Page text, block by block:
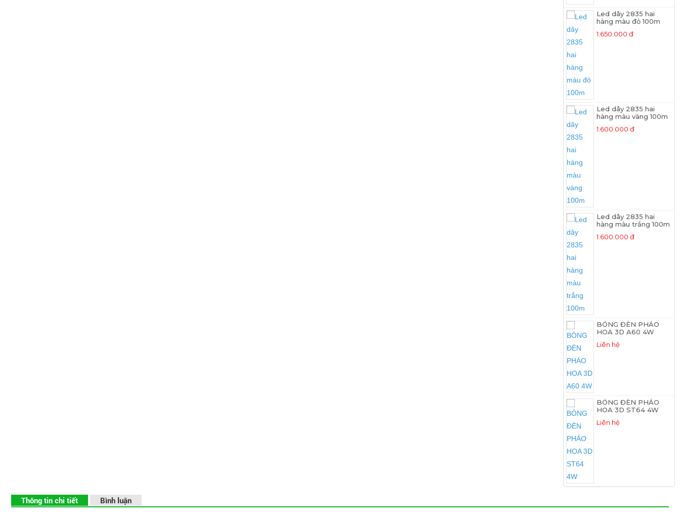
Led dây 2835 hai
hàng màu đỏ 100m
1.650.000 đ
Led dây 2835 hai
hàng màu vàng 100m
1.600.000 đ
Led dây 2835 hai
hàng màu trắng 100m
1.600.000 đ
BÓNG ĐÈN PHÁO
HOA 3D A60 4W
Liên hệ
BÓNG ĐÈN PHÁO
HOA 3D ST64 4W
Liên hệ
Thông tin chi tiết Bình luận